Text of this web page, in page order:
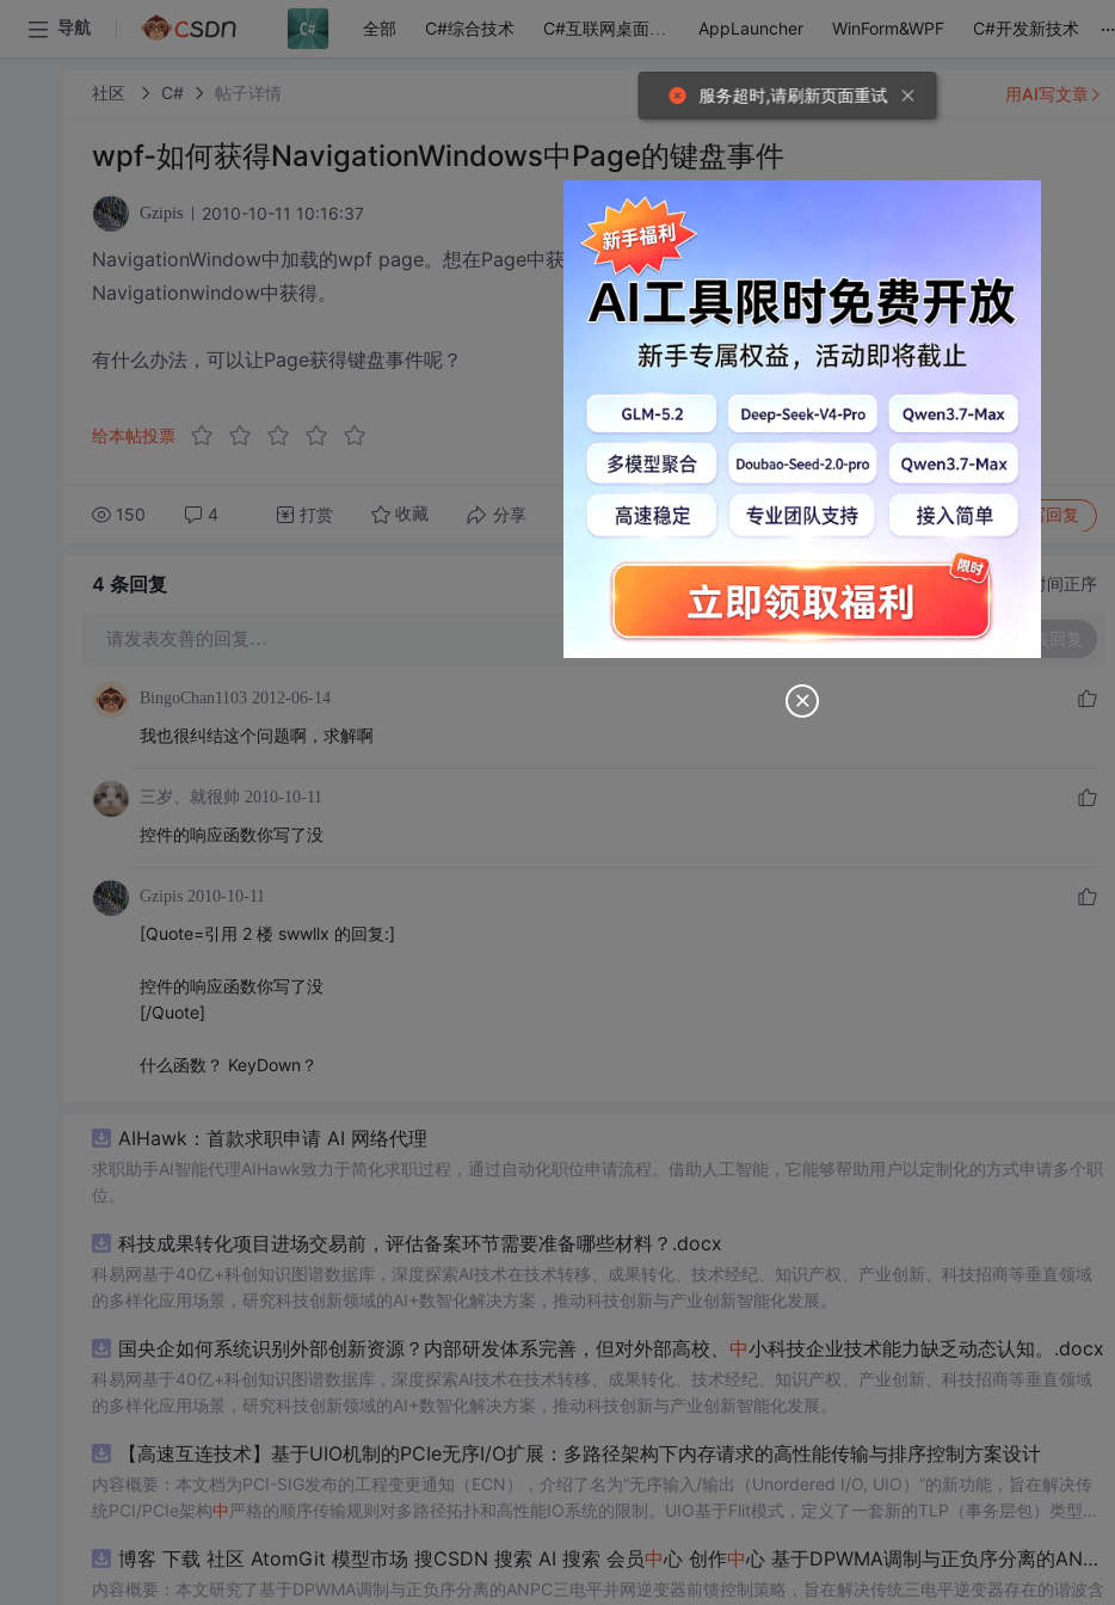
导航 全部 C#综合技术 C#互联网桌面应用 AppLauncher WinForm&WPF C#开发新技术 ...
社区 C# 帖子详情
wpf-如何获得NavigationWindows中Page的键盘事件
Gzipis 2010-10-11 10:16:37
NavigationWindow中加载的wpf page。想在Page中获得键盘事件，结果Page 获得不到键盘事件，只能在
Navigationwindow中获得。
有什么办法，可以让Page获得键盘事件呢？
给本帖投票
150 4 打赏 收藏 分享 转发到动态 举报 写回复
用AI写文章
4 条回复 切换为时间正序
请发表友善的回复…
BingoChan1103 2012-06-14
我也很纠结这个问题啊，求解啊
三岁、就很帅 2010-10-11
控件的响应函数你写了没
Gzipis 2010-10-11
[Quote=引用 2 楼 swwllx 的回复:]
控件的响应函数你写了没
[/Quote]
什么函数？ KeyDown？
AIHawk：首款求职申请 AI 网络代理
求职助手AI智能代理AIHawk致力于简化求职过程，通过自动化职位申请流程。借助人工智能，它能够帮助用户以定制化的方式申请多个职
位。
科技成果转化项目进场交易前，评估备案环节需要准备哪些材料？.docx
科易网基于40亿+科创知识图谱数据库，深度探索AI技术在技术转移、成果转化、技术经纪、知识产权、产业创新、科技招商等垂直领域
的多样化应用场景，研究科技创新领域的AI+数智化解决方案，推动科技创新与产业创新智能化发展。
国央企如何系统识别外部创新资源？内部研发体系完善，但对外部高校、 中小科技企业技术能力缺乏动态认知。.docx
科易网基于40亿+科创知识图谱数据库，深度探索AI技术在技术转移、成果转化、技术经纪、知识产权、产业创新、科技招商等垂直领域
的多样化应用场景，研究科技创新领域的AI+数智化解决方案，推动科技创新与产业创新智能化发展。
【高速互连技术】基于UIO机制的PCIe无序I/O扩展：多路径架构下内存请求的高性能传输与排序控制方案设计
内容概要：本文档为PCI-SIG发布的工程变更通知（ECN），介绍了名为“无序输入/输出（Unordered I/O, UIO）”的新功能，旨在解决传
统PCI/PCIe架构中 严格的顺序传输规则对多路径拓扑和高性能IO系统的限制。UIO基于Flit模式，定义了一套新的TLP（事务层包）类型和
O
博客 下载 社区 AtomGit 模型市场 搜CSDN 搜索 AI 搜索 会员中心 创作中心 基于DPWMA调制与正负序分离的ANPC三电平并网逆变器前馈控制策略研究（Simulink仿真实现）
内容概要：本文研究了基于DPWMA调制与正负序分离的ANPC三电平并网逆变器前馈控制策略，旨在解决传统三电平逆变器存在的谐波含
服务超时,请刷新页面重试